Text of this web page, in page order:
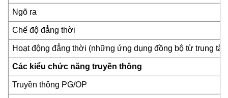
Ngõ ra
Chế độ đẳng thời
Hoạt động đẳng thời (những ứng dụng đồng bộ từ trung
Các kiểu chức năng truyền thông
Truyền thông PG/OP